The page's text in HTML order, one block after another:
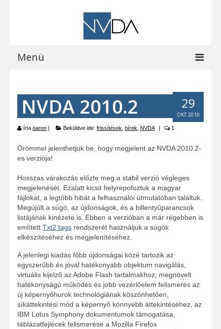
Menü
A programról
Letöltések
Vocalizer vásárlás
EOCast
Elérhetőségeink
29
OKT 2010
NVDA 2010.2
írta oaron | Beküldve ide: frissítések hírek NVDA | 1
Örömmel jelenthetjük be, hogy megjelent az NVDA 2010.2-
es verziója!
Hosszas várakozás előzte meg a stabil verzió végleges
megjelenését. Ezalatt kicsit helyrepofoztuk a magyar
fájlokat, a legtöbb hibát a felhasználói útmutatóban találtuk.
Megújúlt a súgó, az újdonságok, és a billentyűparancsok
listájának kinézete is. Ebben a verzióban a már régebben is
említett Txt2 tags rendszerét használjuk a súgók
elkészítéséhez és megjelenítéséhez.
A jelenlegi kiadás főbb újdonságai közé tartozik az
egyszerűbb és jóval hatékonyabb objektum navigálás,
virtuális kijelző az Adobe Flash tartalmakhoz, megnövelt
hatékonyságú működés és jobb vezérlőelem felismerés az
új képernyőhurok technológiának köszönhetően,
síkáttekintési mód a képernyő könnyebb áttekintéséhez, az
IBM Lotus Symphony dokumentumok támogatása,
táblázatfejlécek felismerése a Mozilla Firefox